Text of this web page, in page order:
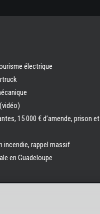
électrique
15 000 € d’amende, prison et
incendie, rappel massif
en Guadeloupe